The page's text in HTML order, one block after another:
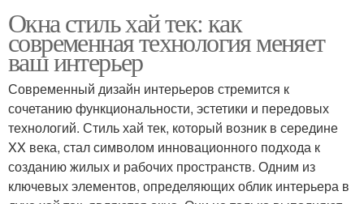
Окна стиль хай тек: как
современная технология меняет
ваш интерьер
Современный дизайн интерьеров стремится к
сочетанию функциональности, эстетики и передовых
технологий. Стиль хай тек, который возник в середине
XX века, стал символом инновационного подхода к
созданию жилых и рабочих пространств. Одним из
ключевых элементов, определяющих облик интерьера в